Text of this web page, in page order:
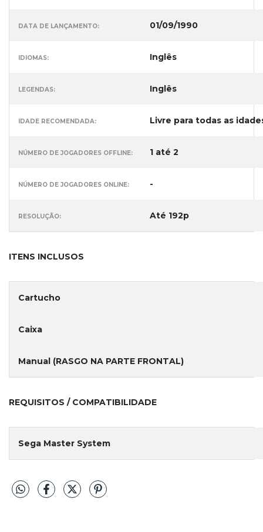
DATA DE LANÇAMENTO: 01/09/1990
IDIOMAS: Inglês
LEGENDAS: Inglês
IDADE RECOMENDADA: Livre para todas as
NÚMERO DE JOGADORES OFFLINE: 1 até 2
NÚMERO DE JOGADORES ONLINE: -
RESOLUÇÃO: Até 192p
ITENS INCLUSOS
Cartucho
Caixa
Manual (RASGO NA PARTE FRONTAL)
REQUISITOS / COMPATIBILIDADE
Sega Master System